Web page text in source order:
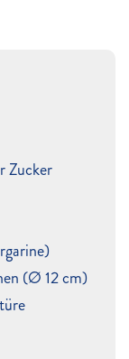
Zucker
(Ø 12 cm)